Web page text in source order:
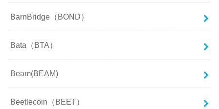
BarnBridge（BOND）
Bata（BTA）
Beam(BEAM)
Beetlecoin（BEET）